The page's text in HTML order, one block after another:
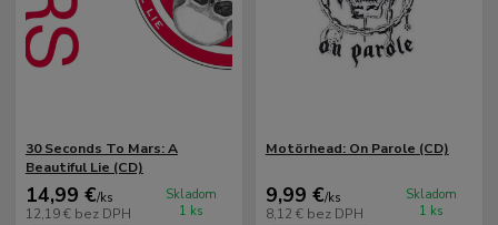
30 Seconds To Mars: A
Beautiful Lie (CD)
14,99 €/ks
12,19 € bez DPH
Skladom
1 ks
Motörhead: On Parole (CD)
9,99 €/ks
8,12 € bez DPH
Skladom
1 ks